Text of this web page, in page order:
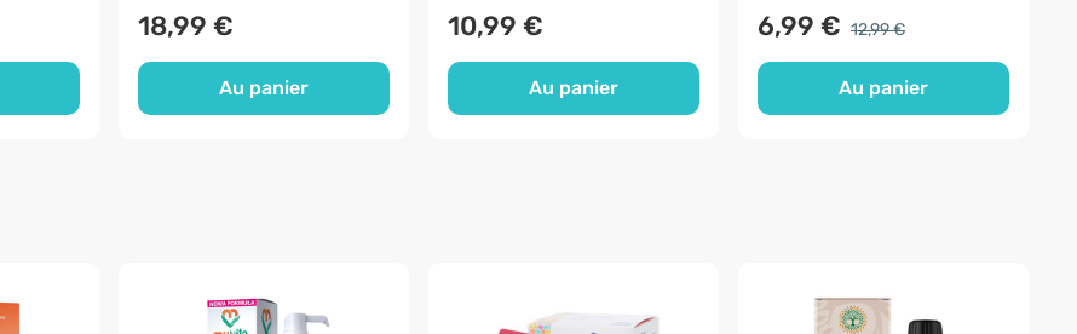
18,99 €
Au panier
10,99 €
Au panier
6,99 € 12,99 €
Au panier